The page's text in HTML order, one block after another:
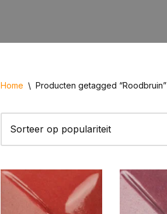
Home \ Producten getagged “Roodbruin”